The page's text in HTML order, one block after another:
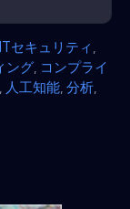
ITセキュリティ
ング コンプライ
人工知能 分析